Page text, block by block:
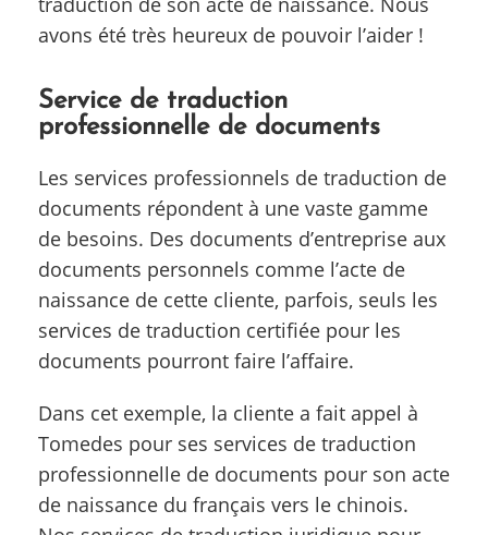
avons été très heureux de pouvoir l’aider !
Service de traduction
professionnelle de documents
Les services professionnels de traduction de
documents répondent à une vaste gamme
de besoins. Des documents d’entreprise aux
documents personnels comme l’acte de
naissance de cette cliente, parfois, seuls les
services de traduction certifiée pour les
documents pourront faire l’affaire.
Dans cet exemple, la cliente a fait appel à
Tomedes pour ses services de traduction
professionnelle de documents pour son acte
de naissance du français vers le chinois.